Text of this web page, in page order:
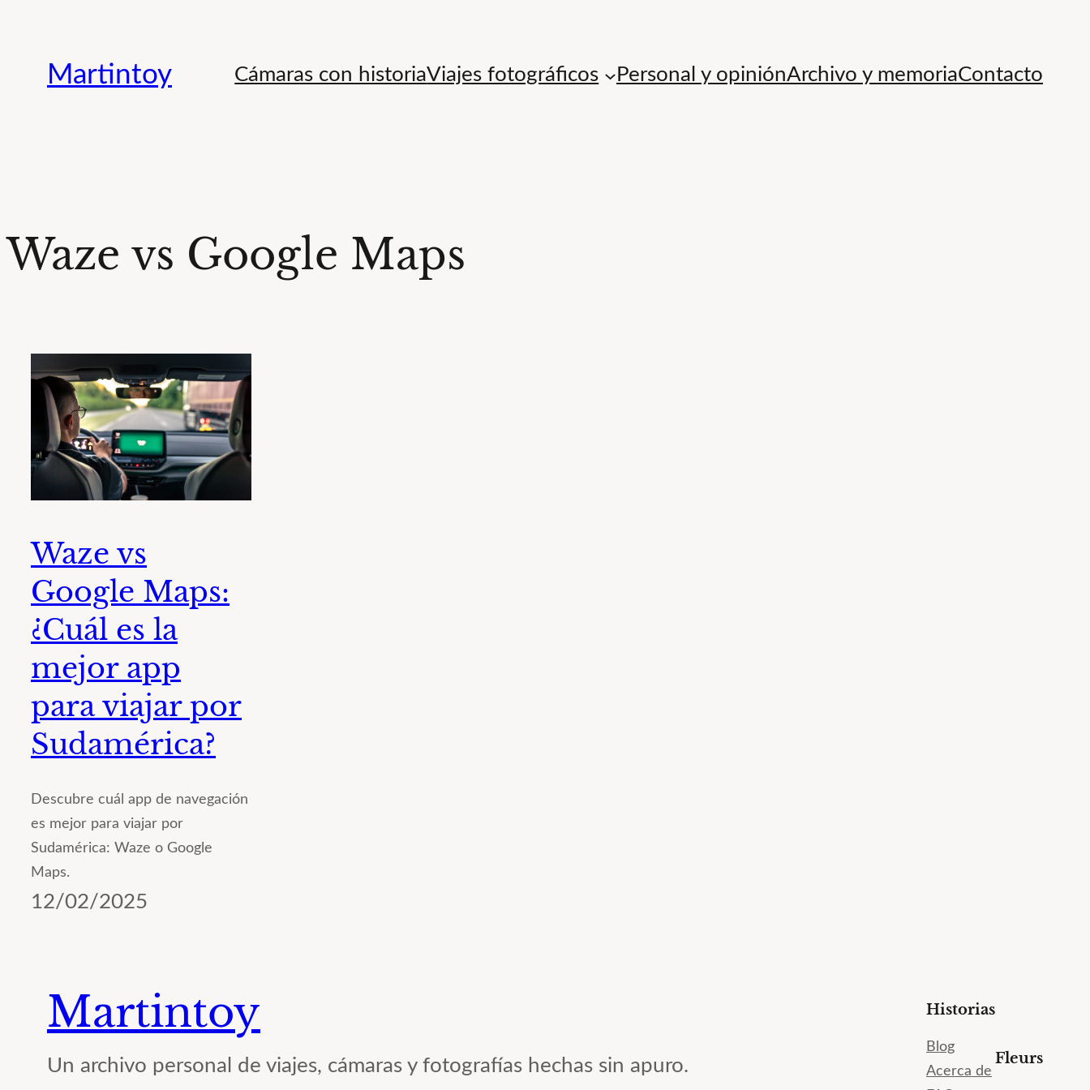
contenido
Martintoy Cámaras con historiaViajes fotográficos Personal y opiniónArchivo y memoriaContacto
Waze vs Google Maps
Waze vs
Google Maps:
¿Cuál es la
mejor app
para viajar por
Sudamérica?
Descubre cuál app de navegación
es mejor para viajar por
Sudamérica: Waze o Google
Maps.
12/02/2025
Martintoy
Un archivo personal de viajes, cámaras y fotografías hechas sin apuro.
Historias
Blog
Acerca de
Fleurs